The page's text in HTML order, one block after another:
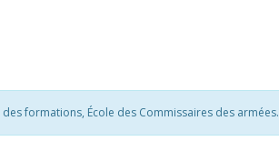
formations, École des Commissaires des armées.